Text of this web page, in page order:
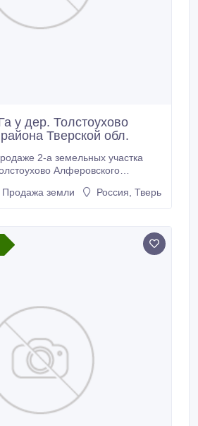
у дер. Толстоухово
Тверской обл.
2-а земельных участка
Алферовского
11, 8 га (8, 5 Га, 3, 3 Га).
использования –
производства, передачу
иным способом
Продажа земли Россия, Тверь